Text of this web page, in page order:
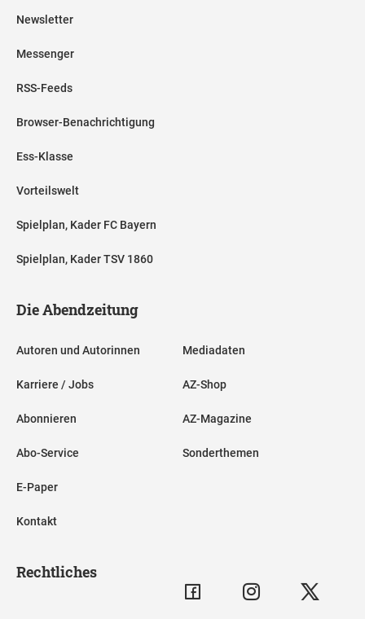
Newsletter
Messenger
RSS-Feeds
Browser-Benachrichtigung
Ess-Klasse
Vorteilswelt
Spielplan, Kader FC Bayern
Spielplan, Kader TSV 1860
Die Abendzeitung
Autoren und Autorinnen
Karriere / Jobs
Abonnieren
Abo-Service
E-Paper
Kontakt
Mediadaten
AZ-Shop
AZ-Magazine
Sonderthemen
Rechtliches